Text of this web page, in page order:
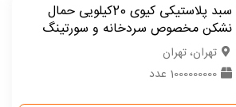
سبد پلاستیکی کیوی 20کیلویی حمال
نشکن مخصوص سردخانه و سورتینگ
تهران، تهران
1000000000 عدد